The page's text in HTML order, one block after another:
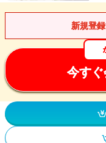
新規登
今す